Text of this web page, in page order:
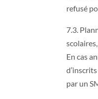
refusé
7.3.
En cas
par un